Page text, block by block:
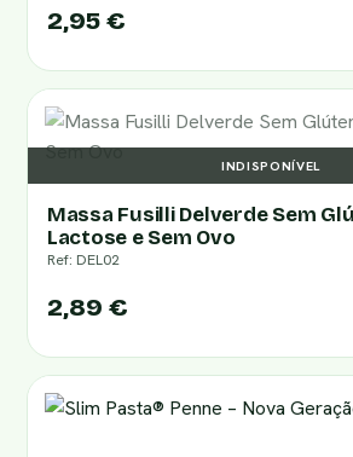
2,95 €
INDISPONÍVEL
Massa Fusilli Delverde Sem
Lactose e Sem Ovo
Ref: DEL02
2,89 €